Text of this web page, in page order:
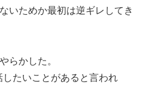
いためか最初は逆ギレしてき
らかした。
たいことがあると言われ